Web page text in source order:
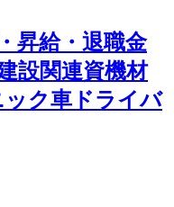
昇給・退職金
設関連資機材
ック車ドライバ